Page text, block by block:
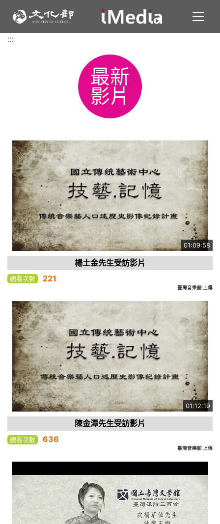
:::
:::
最新
影片
01:09:58
楊土金先生受訪影片
觀看次數 221
臺灣音樂館 上傳
01:12:19
陳金潭先生受訪影片
觀看次數 636
臺灣音樂館 上傳